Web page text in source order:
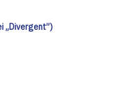
„Divergent”)